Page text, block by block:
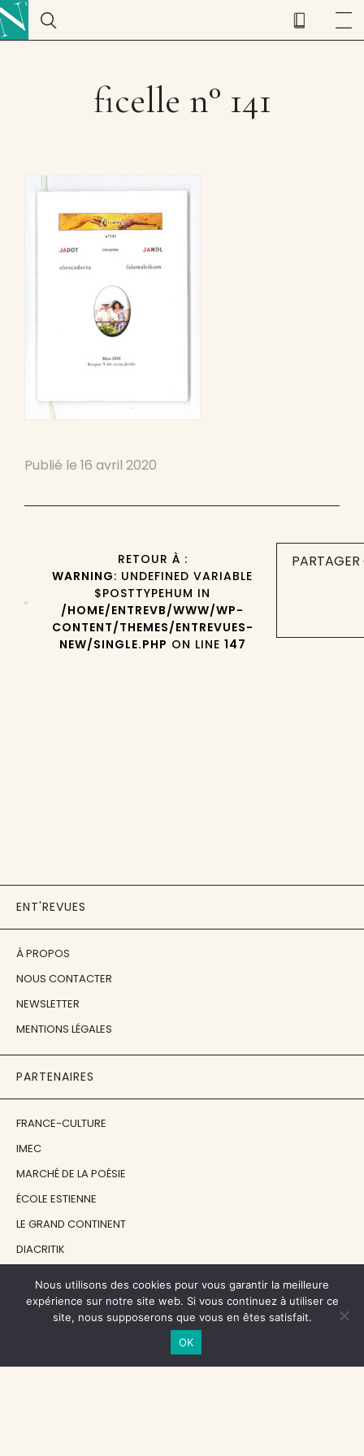
ficelle n° 141
Publié le 16 avril 2020
RETOUR À :
WARNING: UNDEFINED VARIABLE
$POSTTYPEHUM IN
/HOME/ENTREVB/WWW/WP-
CONTENT/THEMES/ENTREVUES-
NEW/SINGLE.PHP ON LINE 147
ENT'REVUES
À PROPOS
NOUS CONTACTER
NEWSLETTER
MENTIONS LÉGALES
PARTENAIRES
FRANCE-CULTURE
IMEC
MARCHÉ DE LA POÉSIE
ÉCOLE ESTIENNE
LE GRAND CONTINENT
DIACRITIK
NOS SOUTIENS
CENTRE NATIONAL DU LIVRE
Nous utilisons des cookies pour vous garantir la meilleure
expérience sur notre site web. Si vous continuez à utiliser ce
site, nous supposerons que vous en êtes satisfait.
OK